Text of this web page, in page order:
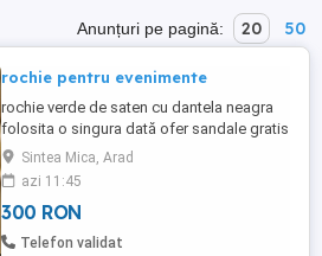
Anunțuri pe pagină: 20 50
rochie pentru evenimente
rochie verde de saten cu dantela neagra
folosita o singura dată ofer sandale gratis
Sintea Mica, Arad
azi 11:45
300 RON
Telefon validat